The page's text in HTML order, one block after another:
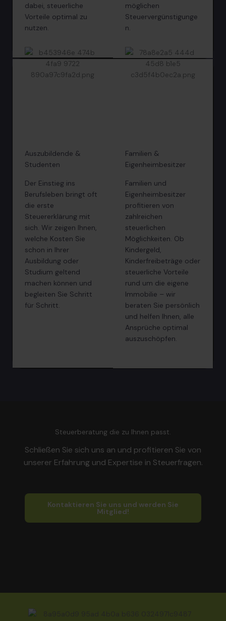
dabei, steuerliche
Vorteile optimal zu
nutzen.
möglichen
Steuervergünstigunge
n.
Auszubildende &
Studenten
Der Einstieg ins
Berufsleben bringt oft
die erste
Steuererklärung mit
sich. Wir zeigen Ihnen,
welche Kosten Sie
schon in Ihrer
Ausbildung oder
Studium geltend
machen können und
begleiten Sie Schritt
für Schritt.
Familien &
Eigenheimbesitzer
Familien und
Eigenheimbesitzer
profitieren von
zahlreichen
steuerlichen
Möglichkeiten. Ob
Kindergeld,
Kinderfreibeträge oder
steuerliche Vorteile
rund um die eigene
Immobilie – wir
beraten Sie persönlich
und helfen Ihnen, alle
Ansprüche optimal
auszuschöpfen.
Steuerberatung die zu Ihnen passt.
Schließen Sie sich uns an und profitieren Sie von
unserer Erfahrung und Expertise in Steuerfragen.
Kontaktieren Sie uns und werden Sie
Mitglied!